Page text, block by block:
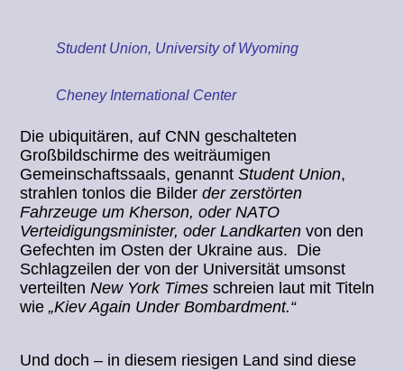
Student Union, University of Wyoming
Cheney International Center
Die ubiquitären, auf CNN geschalteten
Großbildschirme des weiträumigen
Gemeinschaftssaals, genanntStudent Union,
strahlen tonlos die Bilderder zerstörten
Fahrzeuge um Kherson, oder NATO
Verteidigungsminister, oder Landkartenvon den
Gefechten im Osten der Ukraine aus. Die
Schlagzeilen der von der Universität umsonst
verteiltenNew York Times schreien laut mit Titeln
wie„Kiev Again Under Bombardment.“
Und doch – in diesem riesigen Land sind diese